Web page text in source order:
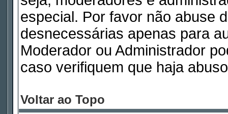
especial. Por favor não abuse
desnecessárias apenas para
Moderador ou Administrador
caso verifiquem que haja
Voltar ao Topo